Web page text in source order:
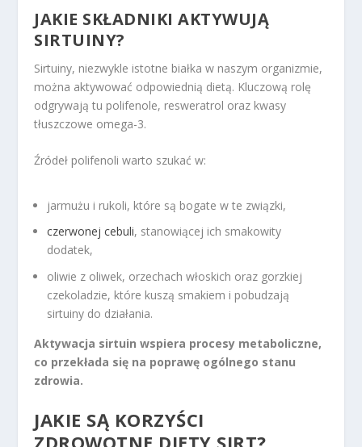
JAKIE SKŁADNIKI AKTYWUJĄ
SIRTUINY?
Sirtuiny, niezwykle istotne białka w naszym organizmie,
można aktywować odpowiednią dietą. Kluczową rolę
odgrywają tu polifenole, resweratrol oraz kwasy
tłuszczowe omega-3.
Źródeł polifenoli warto szukać w:
jarmużu i rukoli, które są bogate w te związki,
czerwonej cebuli, stanowiącej ich smakowity
dodatek,
oliwie z oliwek, orzechach włoskich oraz gorzkiej
czekoladzie, które kuszą smakiem i pobudzają
sirtuiny do działania.
Aktywacja sirtuin wspiera procesy metaboliczne,
co przekłada się na poprawę ogólnego stanu
zdrowia.
JAKIE SĄ KORZYŚCI
ZDROWOTNE DIETY SIRT?